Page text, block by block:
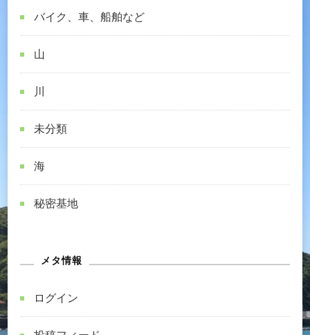
バイク、車、船舶など
山
川
未分類
海
秘密基地
メタ情報
ログイン